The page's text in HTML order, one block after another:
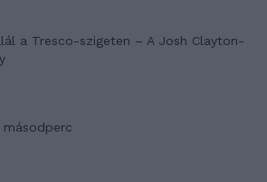
a Tresco-szigeten – A Josh Clayton-
másodperc